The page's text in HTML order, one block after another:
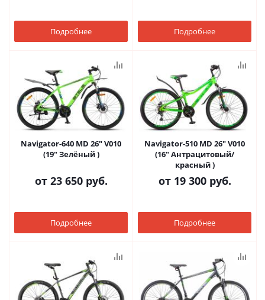
Подробнее Подробнее
Navigator-640 MD 26" V010
(19" Зелёный )
от 23 650 руб.
Подробнее
Navigator-510 MD 26" V010
(16" Антрацитовый/
красный )
от 19 300 руб.
Подробнее